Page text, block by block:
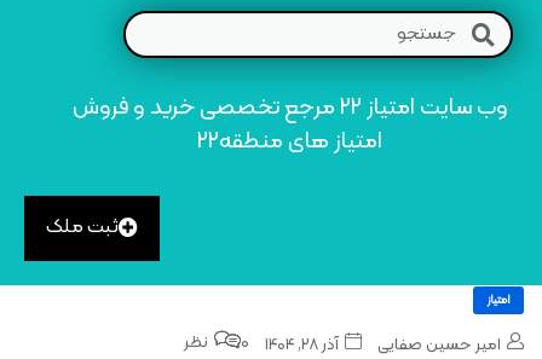
وب سایت امتیاز 22 مرجع تخصصی خرید و فروش
امتیاز های منطقه22
ثبت ملک
امتیاز
امیر حسین صفایی آذر ۲۸, ۱۴۰۴ 0 نظر